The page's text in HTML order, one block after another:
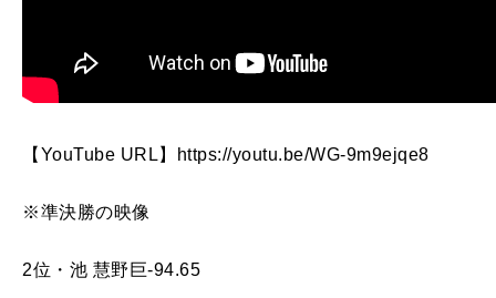
【YouTube URL】https://youtu.be/WG-9m9ejqe8
※準決勝の映像
2位・池 慧野巨-94.65